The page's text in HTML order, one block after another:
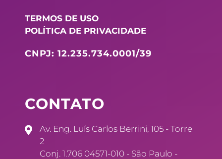
TERMOS DE USO
POLÍTICA DE PRIVACIDADE
CNPJ: 12.235.734.0001/39
CONTATO
Av. Eng. Luís Carlos Berrini, 105 - Torre
2
Conj. 1.706 04571-010 - São Paulo -